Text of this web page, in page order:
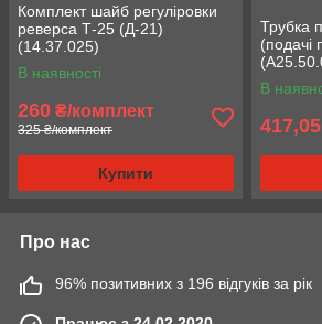
Комплект шайб регуліровки
реверса Т-25 (Д-21)
(14.37.025)
В наявності
260 ₴/комплект
325 ₴/комплект
Купити
Трубка
(подачі
В
417,05
Про нас
96% позитивних з 196 відгуків за рік